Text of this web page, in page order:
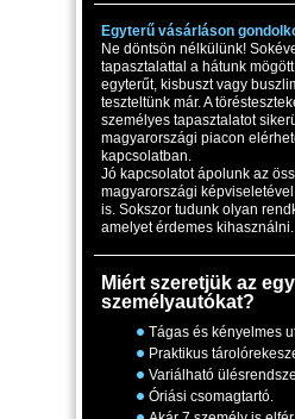
Egyterű vásárláson
Ne döntsön nélkülünk!
tapasztalattal a hátunk
egyterűt, kisbuszt vagy
teszteltünk már. A
személyes tapasztalatot
magyarországi piacon
kapcsolatban.
Jó kapcsolatot ápolunk az
magyarországi
is. Sokszor tudunk olyan
amelyet érdemes kihasználni.
Miért szeretjük az
személyautókat?
Tágas és kényelmes
Praktikus
Variálható
Óriási csomagtartó.